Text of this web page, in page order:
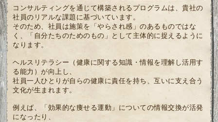
コンサルティングを通じて構築されるプログラムは、貴社の
社員のリアルな課題に基づいています。
そのため、社員は施策を「やらされ感」のあるものではな
く、「自分たちのためのもの」として主体的に捉えるように
なります。
ヘルスリテラシー（健康に関する知識・情報を理解し活用す
る能力）が向上し、
社員一人ひとりが自らの健康に責任を持ち、互いに支え合う
文化が生まれます。
例えば、「効果的な痩せる運動」についての情報交換が活発
になったり、